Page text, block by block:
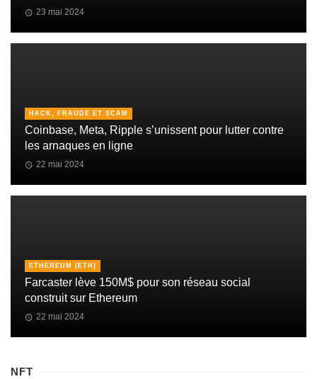
23 mai 2024
HACK, FRAUDE ET SCAM
Coinbase, Meta, Ripple s’unissent pour lutter contre
les arnaques en ligne
22 mai 2024
ETHEREUM (ETH)
Farcaster lève 150M$ pour son réseau social
construit sur Ethereum
22 mai 2024
NFT